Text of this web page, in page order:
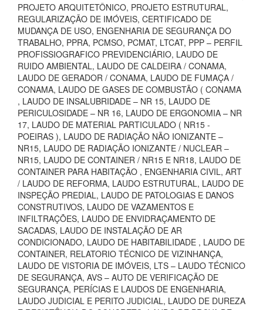
PROJETO ARQUITETÔNICO, PROJETO ESTRUTURAL,
REGULARIZAÇÃO DE IMÓVEIS, CERTIFICADO DE
MUDANÇA DE USO, ENGENHARIA DE SEGURANÇA DO
TRABALHO, PPRA, PCMSO, PCMAT, LTCAT, PPP – PERFIL
PROFISSIOGRAFICO PREVIDENCIÁRIO, LAUDO DE
RUIDO AMBIENTAL, LAUDO DE CALDEIRA / CONAMA,
LAUDO DE GERADOR / CONAMA, LAUDO DE FUMAÇA /
CONAMA, LAUDO DE GASES DE COMBUSTÃO ( CONAMA
, LAUDO DE INSALUBRIDADE – NR 15, LAUDO DE
PERICULOSIDADE – NR 16, LAUDO DE ERGONOMIA – NR
17, LAUDO DE MATERIAL PARTICULADO ( NR15 -
POEIRAS ), LAUDO DE RADIAÇÃO NÃO IONIZANTE –
NR15, LAUDO DE RADIAÇÃO IONIZANTE / NUCLEAR –
NR15, LAUDO DE CONTAINER / NR15 E NR18, LAUDO DE
CONTAINER PARA HABITAÇÃO , ENGENHARIA CIVIL, ART
/ LAUDO DE REFORMA, LAUDO ESTRUTURAL, LAUDO DE
INSPEÇÃO PREDIAL, LAUDO DE PATOLOGIAS E DANOS
CONSTRUTIVOS, LAUDO DE VAZAMENTOS E
INFILTRAÇÕES, LAUDO DE ENVIDRAÇAMENTO DE
SACADAS, LAUDO DE INSTALAÇÃO DE AR
CONDICIONADO, LAUDO DE HABITABILIDADE , LAUDO DE
CONTAINER, RELATORIO TÉCNICO DE VIZINHANÇA,
LAUDO DE VISTORIA DE IMÓVEIS, LTS – LAUDO TÉCNICO
DE SEGURANÇA, AVS – AUTO DE VERIFICAÇÃO DE
SEGURANÇA, PERÍCIAS E LAUDOS DE ENGENHARIA,
LAUDO JUDICIAL E PERITO JUDICIAL, LAUDO DE DUREZA